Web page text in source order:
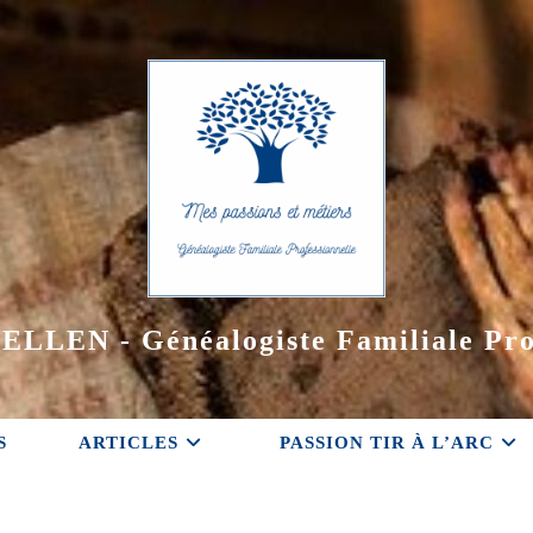
- Généalogiste Familiale
ARTICLES PASSION TIR À L’ARC